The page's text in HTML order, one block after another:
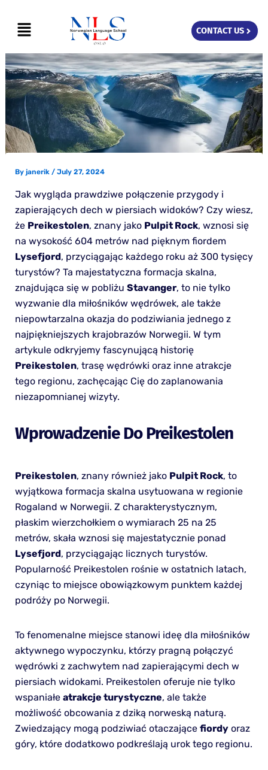
content
Menu CONTACT US
By janerik / July 27, 2024
Jak wygląda prawdziwe połączenie przygody i
zapierających dech w piersiach widoków? Czy wiesz,
że Preikestolen, znany jako Pulpit Rock, wznosi się
na wysokość 604 metrów nad pięknym fiordem
Lysefjord, przyciągając każdego roku aż 300 tysięcy
turystów? Ta majestatyczna formacja skalna,
znajdująca się w pobliżu Stavanger, to nie tylko
wyzwanie dla miłośników wędrówek, ale także
niepowtarzalna okazja do podziwiania jednego z
najpiękniejszych krajobrazów Norwegii. W tym
artykule odkryjemy fascynującą historię
Preikestolen, trasę wędrówki oraz inne atrakcje
tego regionu, zachęcając Cię do zaplanowania
niezapomnianej wizyty.
Wprowadzenie Do Preikestolen
Preikestolen, znany również jako Pulpit Rock, to
wyjątkowa formacja skalna usytuowana w regionie
Rogaland w Norwegii. Z charakterystycznym,
płaskim wierzchołkiem o wymiarach 25 na 25
metrów, skała wznosi się majestatycznie ponad
Lysefjord, przyciągając licznych turystów.
Popularność Preikestolen rośnie w ostatnich latach,
czyniąc to miejsce obowiązkowym punktem każdej
podróży po Norwegii.
To fenomenalne miejsce stanowi ideę dla miłośników
aktywnego wypoczynku, którzy pragną połączyć
wędrówki z zachwytem nad zapierającymi dech w
piersiach widokami. Preikestolen oferuje nie tylko
wspaniałe atrakcje turystyczne, ale także
możliwość obcowania z dziką norweską naturą.
Zwiedzający mogą podziwiać otaczające fiordyoraz
góry, które dodatkowo podkreślają urok tego regionu.